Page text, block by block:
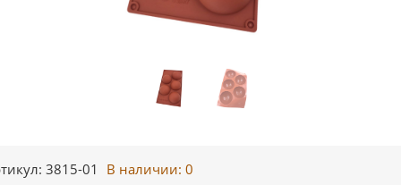
3815-01 В наличии: 0